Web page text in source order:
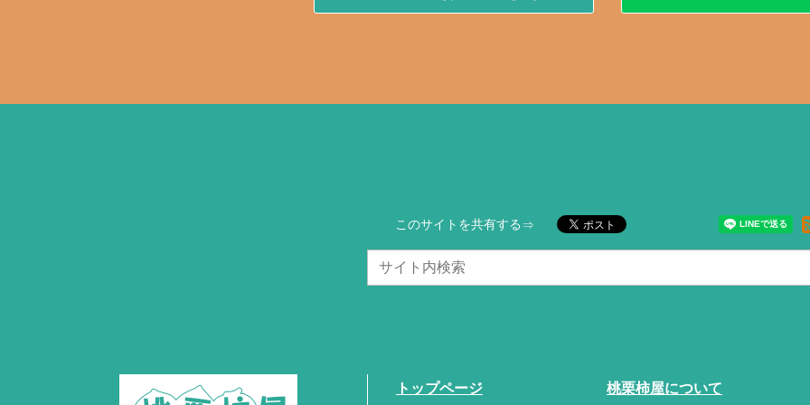
このサイトを共有する
トップページ 桃栗柿屋について